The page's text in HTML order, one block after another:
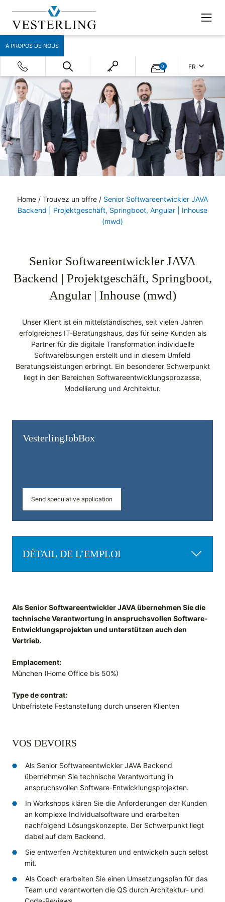
A PROPOS DE NOUS
0 FR
Home / Trouvez un offre / Senior Softwareentwickler JAVA
Backend | Projektgeschäft, Springboot, Angular | Inhouse
(mwd)
Senior Softwareentwickler JAVA
Backend | Projektgeschäft, Springboot,
Angular | Inhouse (mwd)
Unser Klient ist ein mittelständisches, seit vielen Jahren
erfolgreiches IT-Beratungshaus, das für seine Kunden als
Partner für die digitale Transformation individuelle
Softwarelösungen erstellt und in diesem Umfeld
Beratungsleistungen erbringt. Ein besonderer Schwerpunkt
liegt in den Bereichen Softwareentwicklungsprozesse,
Modellierung und Architektur.
Vesterling­JobBox
Send speculative application
DÉTAIL DE L’EMPLOI
Als Senior Softwareentwickler JAVA übernehmen Sie die
technische Verantwortung in anspruchsvollen Software-
Entwicklungsprojekten und unterstützen auch den
Vertrieb.
Emplacement:
München (Home Office bis 50%)
Type de contrat:
Unbefristete Festanstellung durch unseren Klienten
VOS DEVOIRS
Als Senior Softwareentwickler JAVA Backend
übernehmen Sie technische Verantwortung in
anspruchsvollen Software-Entwicklungsprojekten.
In Workshops klären Sie die Anforderungen der Kunden
an komplexe Individualsoftware und erarbeiten
nachfolgend Lösungskonzepte. Der Schwerpunkt liegt
dabei auf dem Backend.
Sie entwerfen Architekturen und entwickeln auch selbst
mit.
Als Coach erarbeiten Sie einen Umsetzungsplan für das
Team und verantworten die QS durch Architektur- und